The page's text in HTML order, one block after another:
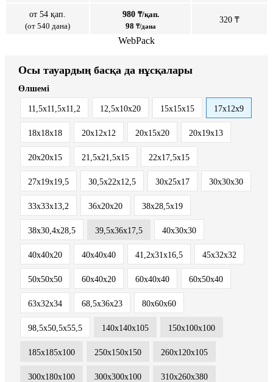
от 54 қап.
(от 540 дана)
980 ₸/қап.
98 ₸/дана
320 ₸
WebPack
Осы тауардың басқа да нұсқалары
Өлшемі
11,5х11,5х11,2 12,5х10х20 15х15х15 17х12х9
18х18х18 20х12х12 20х15х20 20х19х13
20х20х15 21,5х21,5х15 22х17,5х15
27х19х19,5 30,5х22х12,5 30х25х17 30х30х30
33х33х13,2 36х20х20 38х28,5х19
38х30,4х28,5 39,5х36х17,5 40х30х30
40х40х20 40х40х40 41,2х31х16,5 45х32х32
50х50х50 60х40х20 60х40х40 60х50х40
63х32х34 68,5х36х23 80х60х60
98,5x50,5x55,5 140х140х105 150х100х100
185х185х100 250x150x150 260х120х105
300x180x100 300х300х100 310х260х380